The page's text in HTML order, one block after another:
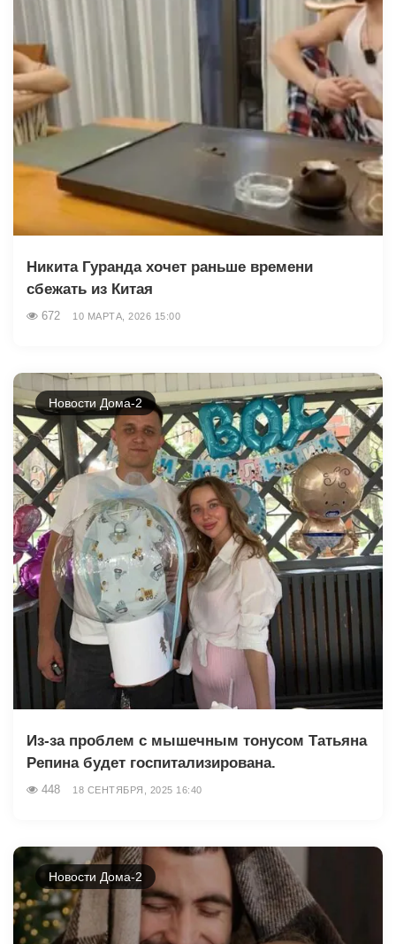
Никита Гуранда хочет раньше времени
сбежать из Китая
672 10 МАРТА, 2026 15:00
Новости Дома-2
Из-за проблем с мышечным тонусом Татьяна
Репина будет госпитализирована.
448 18 СЕНТЯБРЯ, 2025 16:40
Новости Дома-2